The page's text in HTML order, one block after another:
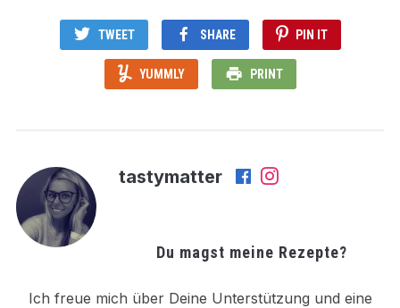
TWEET SHARE PIN IT
YUMMLY PRINT
tastymatter
Du magst meine Rezepte?
Ich freue mich über Deine Unterstützung und eine